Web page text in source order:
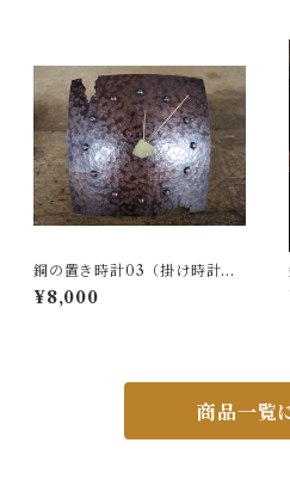
銅の置き時計03（掛け時計に
もなります）
¥8,000
商品一覧